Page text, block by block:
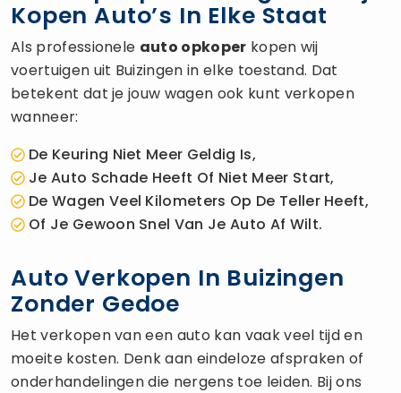
Kopen Auto’s In Elke Staat
Als professionele auto opkoper kopen wij
voertuigen uit Buizingen in elke toestand. Dat
betekent dat je jouw wagen ook kunt verkopen
wanneer:
De Keuring Niet Meer Geldig Is,
Je Auto Schade Heeft Of Niet Meer Start,
De Wagen Veel Kilometers Op De Teller Heeft,
Of Je Gewoon Snel Van Je Auto Af Wilt.
Auto Verkopen In Buizingen
Zonder Gedoe
Het verkopen van een auto kan vaak veel tijd en
moeite kosten. Denk aan eindeloze afspraken of
onderhandelingen die nergens toe leiden. Bij ons